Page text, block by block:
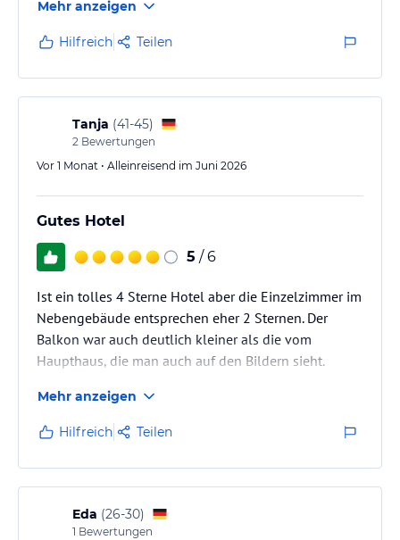
Mehr anzeigen
Hilfreich Teilen
Tanja (41-45)
2 Bewertungen
Vor 1 Monat • Alleinreisend im Juni 2026
Gutes Hotel
5 / 6
Ist ein tolles 4 Sterne Hotel aber die Einzelzimmer im
Nebengebäude entsprechen eher 2 Sternen. Der
Balkon war auch deutlich kleiner als die vom
Haupthaus, die man auch auf den Bildern sieht.
Mehr anzeigen
Hilfreich Teilen
Eda (26-30)
1 Bewertungen